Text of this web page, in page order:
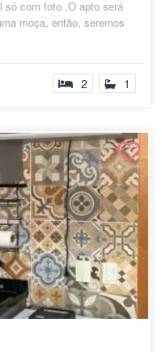
só com foto .O apto será
moça, então, seremos
2 1